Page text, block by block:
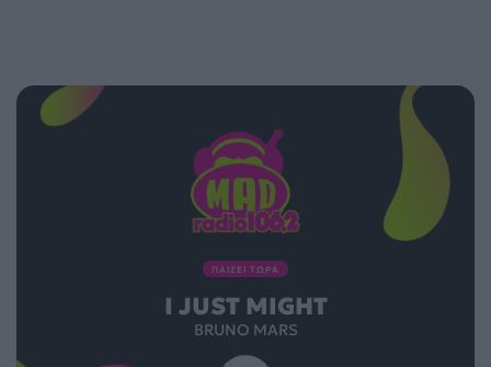
ΠΑΙΖΕΙ ΤΩΡΑ
I JUST MIGHT
BRUNO MARS